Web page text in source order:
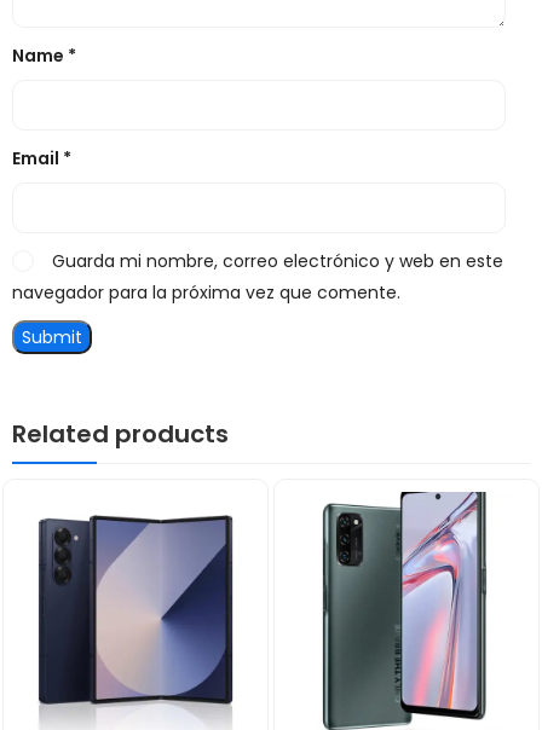
Name *
Email *
Guarda mi nombre, correo electrónico y web en este
navegador para la próxima vez que comente.
Related products